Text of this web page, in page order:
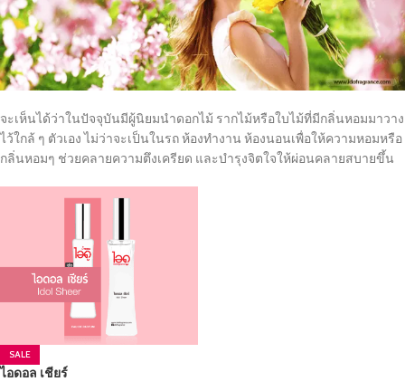
จะเห็นได้ว่าในปัจจุบันมีผู้นิยมนำดอกไม้ รากไม้หรือใบไม้ที่มีกลิ่นหอมมาวาง
ไว้ใกล้ ๆ ตัวเอง ไม่ว่าจะเป็นในรถ ห้องทำงาน ห้องนอนเพื่อให้ความหอมหรือ
กลิ่นหอมๆ ช่วยคลายความตึงเครียด และบำรุงจิตใจให้ผ่อนคลายสบายขึ้น
SALE
ไอดอล เชียร์